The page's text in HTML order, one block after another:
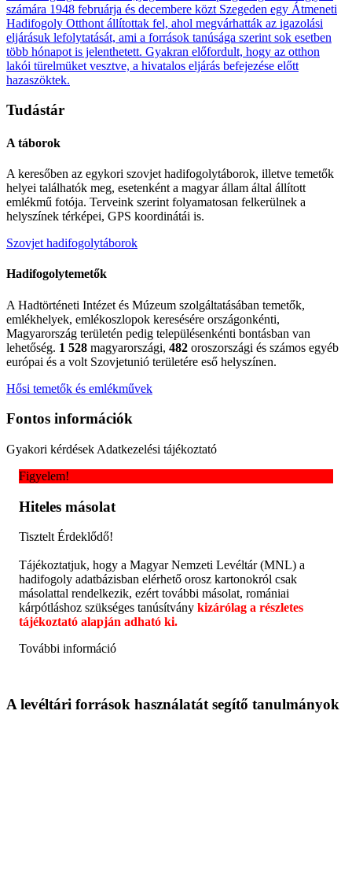
számára 1948 februárja és decembere közt Szegeden egy Átmeneti
Hadifogoly Otthont állítottak fel, ahol megvárhatták az igazolási
eljárásuk lefolytatását, ami a források tanúsága szerint sok esetben
több hónapot is jelenthetett. Gyakran előfordult, hogy az otthon
lakói türelmüket vesztve, a hivatalos eljárás befejezése előtt
hazaszöktek.
Tudástár
A táborok
A keresőben az egykori szovjet hadifogolytáborok, illetve temetők
helyei találhatók meg, esetenként a magyar állam által állított
emlékmű fotója. Terveink szerint folyamatosan felkerülnek a
helyszínek térképei, GPS koordinátái is.
Szovjet hadifogolytáborok
Hadifogolytemetők
A Hadtörténeti Intézet és Múzeum szolgáltatásában temetők,
emlékhelyek, emlékoszlopok keresésére országonkénti,
Magyarország területén pedig településenkénti bontásban van
lehetőség. 1 528 magyarországi, 482 oroszországi és számos egyéb
európai és a volt Szovjetunió területére eső helyszínen.
Hősi temetők és emlékművek
Fontos információk
Gyakori kérdések Adatkezelési tájékoztató
Figyelem!
Hiteles másolat
Tisztelt Érdeklődő!
Tájékoztatjuk, hogy a Magyar Nemzeti Levéltár (MNL) a
hadifogoly adatbázisban elérhető orosz kartonokról csak
másolattal rendelkezik, ezért további másolat, romániai
kárpótláshoz szükséges tanúsítvány kizárólag a részletes
tájékoztató alapján adható ki.
További információ
A levéltári források használatát segítő tanulmányok